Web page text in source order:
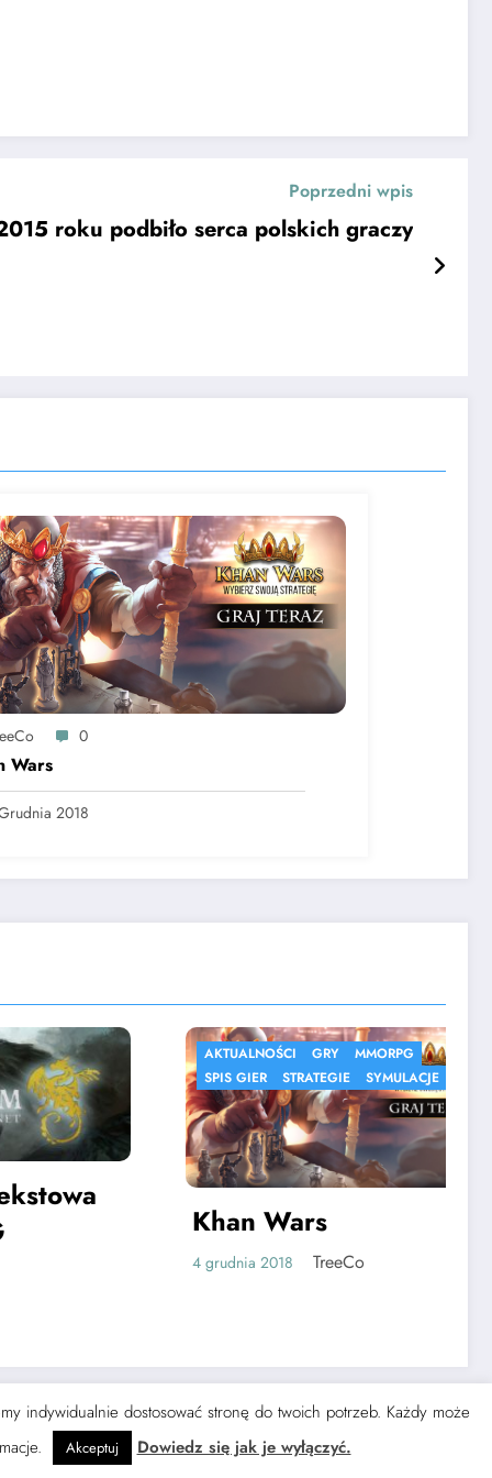
Poprzedni wpis
roku podbiło serca polskich graczy
0
Wars
2018
AKTUALNOŚCI GRY
MMORPG
STRATEGIE SYMULACJE
Khan Wars
4 grudnia 2018 TreeCo
indywidualnie dostosować stronę do twoich potrzeb. Każdy może
Akceptuj Dowiedz się jak je wyłączyć.